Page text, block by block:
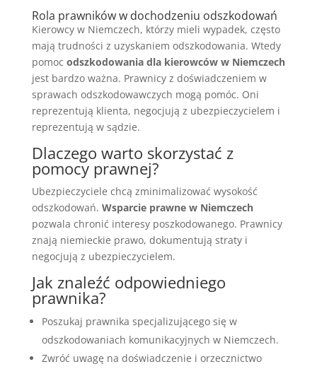
Rola prawników w dochodzeniu odszkodowań
Kierowcy w Niemczech, którzy mieli wypadek, często
mają trudności z uzyskaniem odszkodowania. Wtedy
pomoc odszkodowania dla kierowców w Niemczech
jest bardzo ważna. Prawnicy z doświadczeniem w
sprawach odszkodowawczych mogą pomóc. Oni
reprezentują klienta, negocjują z ubezpieczycielem i
reprezentują w sądzie.
Dlaczego warto skorzystać z
pomocy prawnej?
Ubezpieczyciele chcą zminimalizować wysokość
odszkodowań. Wsparcie prawne w Niemczech
pozwala chronić interesy poszkodowanego. Prawnicy
znają niemieckie prawo, dokumentują straty i
negocjują z ubezpieczycielem.
Jak znaleźć odpowiedniego
prawnika?
Poszukaj prawnika specjalizującego się w
odszkodowaniach komunikacyjnych w Niemczech.
Zwróć uwagę na doświadczenie i orzecznictwo